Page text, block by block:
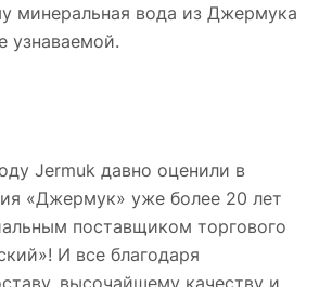
минеральная вода из Джермука
узнаваемой.
Jermuk давно оценили в
«Джермук» уже более 20 лет
поставщиком торгового
И все благодаря
высочайшему качеству и